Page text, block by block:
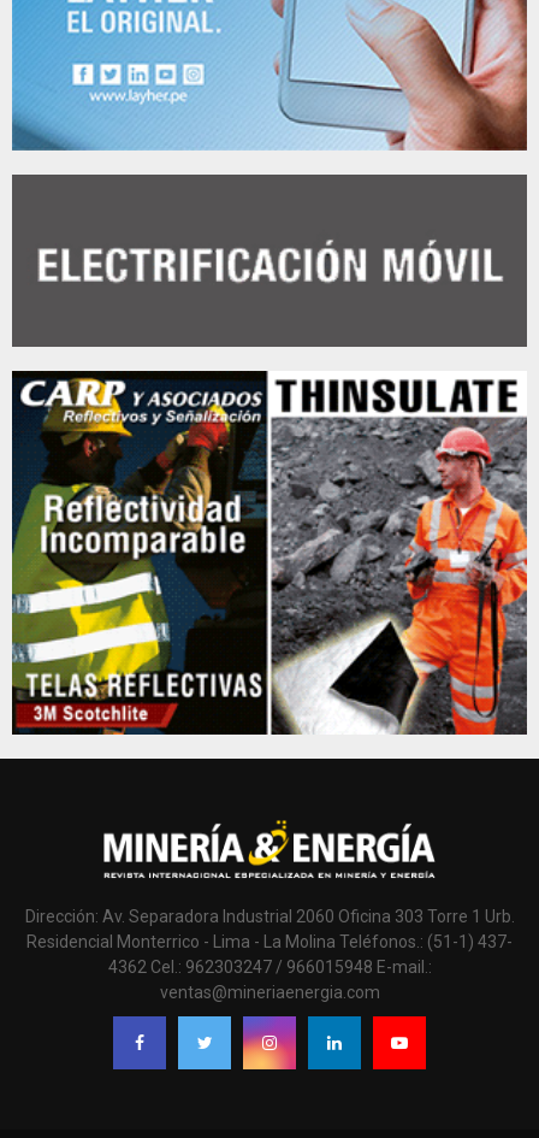
Dirección: Av. Separadora Industrial 2060 Oficina 303 Torre 1 Urb.
Residencial Monterrico - Lima - La Molina Teléfonos.: (51-1) 437-
4362 Cel.: 962303247 / 966015948 E-mail.:
ventas@mineriaenergia.com